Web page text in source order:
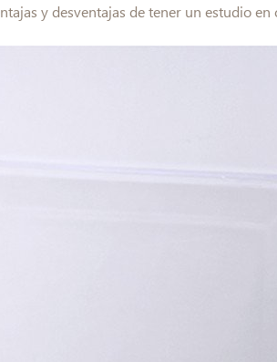
y desventajas de tener un estudio en